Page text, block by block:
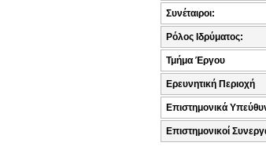
Συνέταιροι:
Ρόλος Ιδρύματος:
Τμήμα Έργου
Ερευνητική Περιοχή
Επιστημονικά
Επιστημονικοί